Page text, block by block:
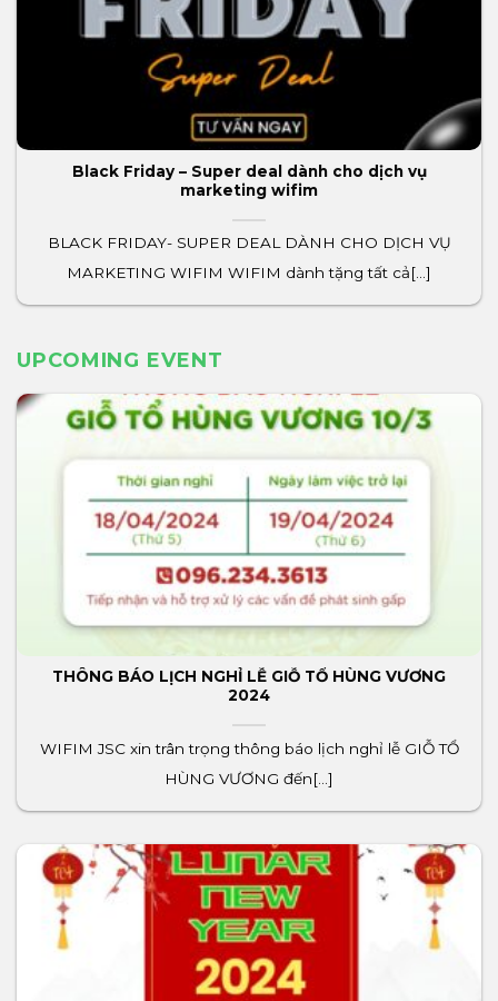
Black Friday – Super deal dành cho dịch vụ
marketing wifim
BLACK FRIDAY- SUPER DEAL DÀNH CHO DỊCH VỤ
MARKETING WIFIM WIFIM dành tặng tất cả[...]
UPCOMING EVENT
THÔNG BÁO LỊCH NGHỈ LỄ GIỖ TỔ HÙNG VƯƠNG
2024
WIFIM JSC xin trân trọng thông báo lịch nghỉ lễ GIỖ TỔ
HÙNG VƯƠNG đến[...]